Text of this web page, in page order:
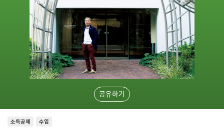
공유하기
소득공제 수입